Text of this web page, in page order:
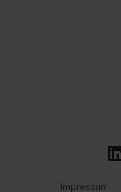
Impressum